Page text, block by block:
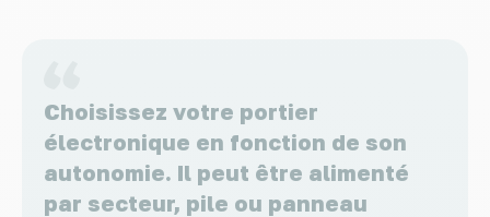
Choisissez votre portier
électronique en fonction de son
autonomie. Il peut être alimenté
par secteur, pile ou panneau